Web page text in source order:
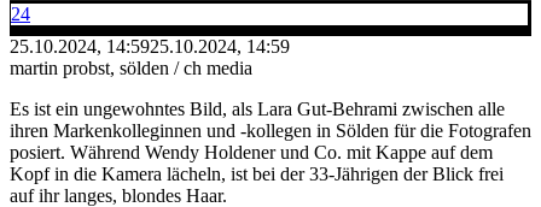
24
25.10.2024, 14:5925.10.2024, 14:59
martin probst, sölden / ch media
Es ist ein ungewohntes Bild, als Lara Gut-Behrami zwischen alle
ihren Markenkolleginnen und -kollegen in Sölden für die Fotografen
posiert. Während Wendy Holdener und Co. mit Kappe auf dem
Kopf in die Kamera lächeln, ist bei der 33-Jährigen der Blick frei
auf ihr langes, blondes Haar.